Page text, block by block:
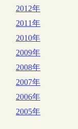
2012年
2011年
2010年
2009年
2008年
2007年
2006年
2005年